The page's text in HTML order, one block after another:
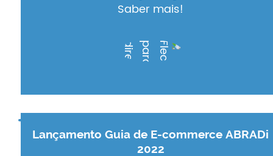
Saber mais!
Lançamento Guia de E-commerce ABRADi
2022